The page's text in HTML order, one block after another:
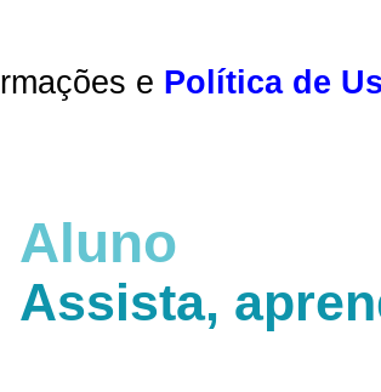
e Política de
Aluno
Assista,